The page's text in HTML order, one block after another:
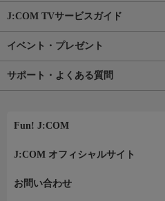
J:COM TVサービスガイド
イベント・プレゼント
サポート・よくある質問
Fun! J:COM
J:COM オフィシャルサイト
お問い合わせ